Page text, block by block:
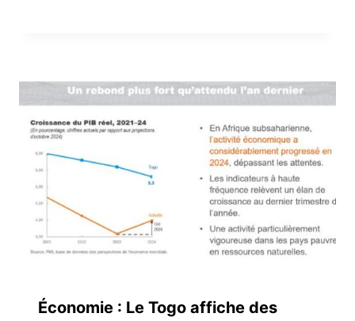
Économie : Le Togo affiche des